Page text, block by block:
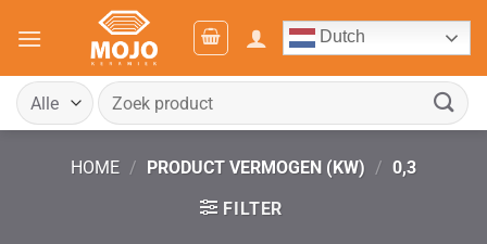
naar
Dutch
Zoeken
naar:
HOME / PRODUCT VERMOGEN (KW) / 0,3
FILTER